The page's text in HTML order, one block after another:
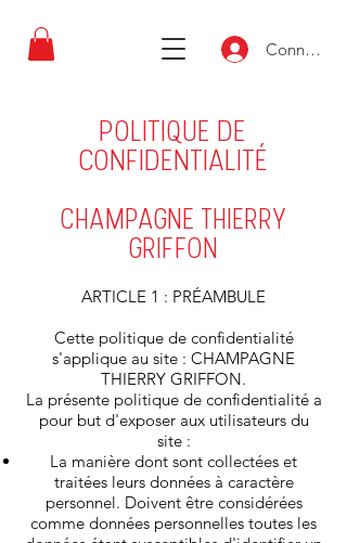
Connexion
POLITIQUE DE
CONFIDENTIALITÉ
CHAMPAGNE THIERRY
GRIFFON
ARTICLE 1 : PRÉAMBULE
Cette politique de confidentialité
s'applique au site : CHAMPAGNE
THIERRY GRIFFON.
La présente politique de confidentialité a
pour but d'exposer aux utilisateurs du
site :
La manière dont sont collectées et
traitées leurs données à caractère
personnel. Doivent être considérées
comme données personnelles toutes les